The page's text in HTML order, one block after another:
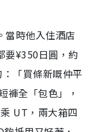
當時他入住酒店
要¥350日圓，約
「買條新嘅仲平
褲全「包色」，
UT，兩大箱四